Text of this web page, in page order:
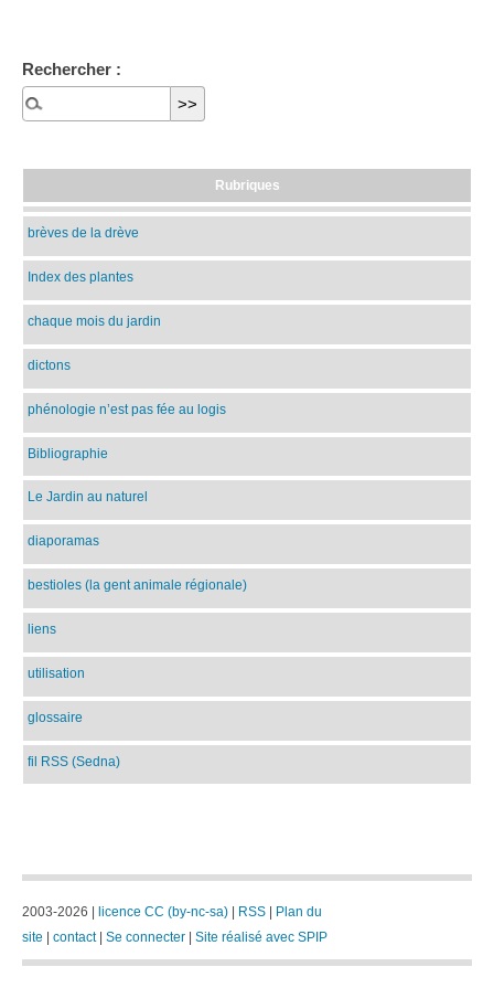
Rechercher :
Rubriques
brèves de la drève
Index des plantes
chaque mois du jardin
dictons
phénologie n’est pas fée au logis
Bibliographie
Le Jardin au naturel
diaporamas
bestioles (la gent animale régionale)
liens
utilisation
glossaire
fil RSS (Sedna)
2003-2026 | licence CC (by-nc-sa) | RSS | Plan du
site | contact| Se connecter | Site réalisé avec SPIP